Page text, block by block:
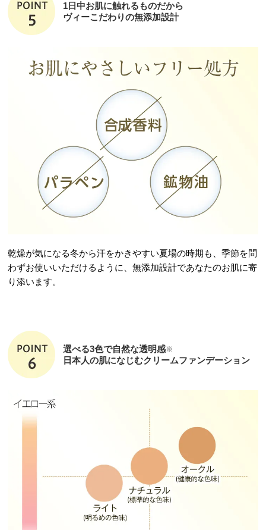
1日中お肌に触れるものだから
ヴィーこだわりの無添加設計
乾燥が気になる冬から汗をかきやすい夏場の時期も、季節を問
わずお使いいただけるように、無添加設計であなたのお肌に寄
り添います。
選べる3色で自然な透明感※
日本人の肌になじむクリームファンデーション